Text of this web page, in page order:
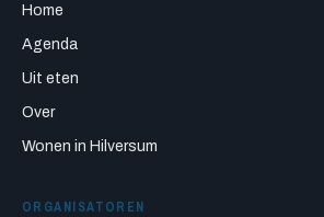
Home
Agenda
Uit eten
Over
Wonen in Hilversum
ORGANISATOREN